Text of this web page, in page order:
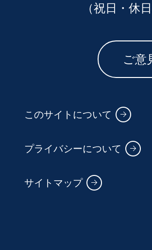
（祝日・休
ご意
このサイトについて
プライバシーについて
サイトマップ